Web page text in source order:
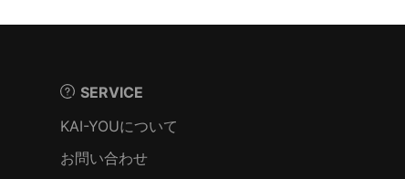
SERVICE
KAI-YOUについて
お問い合わせ